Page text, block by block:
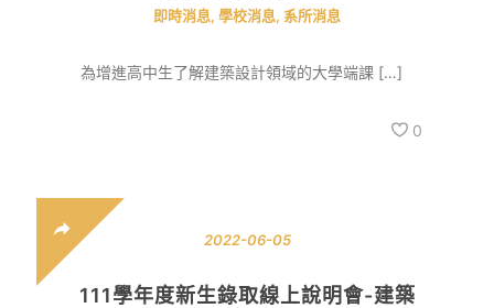
即時消息, 學校消息, 系所消息
為增進高中生了解建築設計領域的大學端課 […]
0
2022-06-05
111學年度新生錄取線上說明會-建築